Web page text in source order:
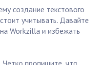
создание текстового
учитывать. Давайте
Workzilla и избежать